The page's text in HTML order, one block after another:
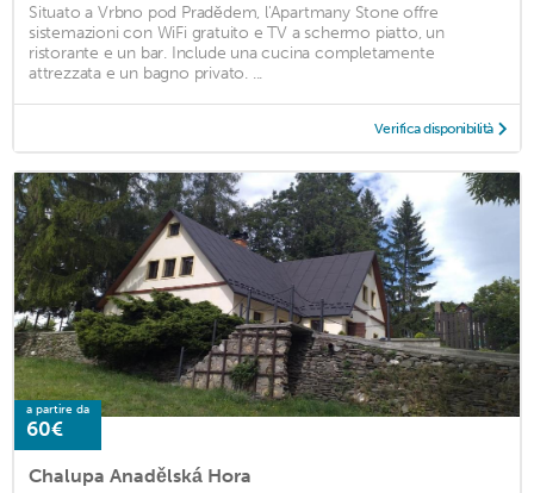
Situato a Vrbno pod Pradědem, l'Apartmany Stone offre
sistemazioni con WiFi gratuito e TV a schermo piatto, un
ristorante e un bar. Include una cucina completamente
attrezzata e un bagno privato. ...
Verifica disponibilità
a partire da
60€
Chalupa Anadělská Hora